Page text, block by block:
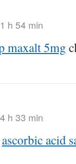
h 54 min
maxalt 5mg
h 33 min
ascorbic acid